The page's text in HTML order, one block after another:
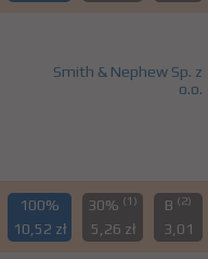
Smith & Nephew Sp. z
o.o.
100%
10,52 zł
30% (1)
5,26 zł
B (2)
3,01